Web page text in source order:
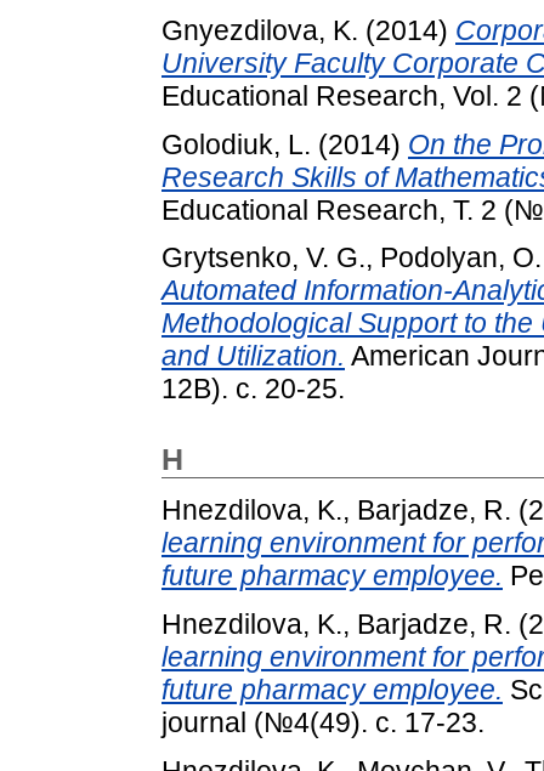
Gnyezdilova, K. (2014)
University Faculty Corporate
Educational Research, Vol. 2
Golodiuk, L. (2014) On the
Research Skills of
Educational Research, Т. 2
Grytsenko, V. G., Podolyan,
Automated Information-
Methodological Support to
and Utilization. American
12В). с. 20-25.
H
Hnezdilova, K., Barjadze, R.
learning environment for
future pharmacy employee.
Hnezdilova, K., Barjadze, R.
learning environment for
future pharmacy employee.
journal (№4(49). с. 17-23.